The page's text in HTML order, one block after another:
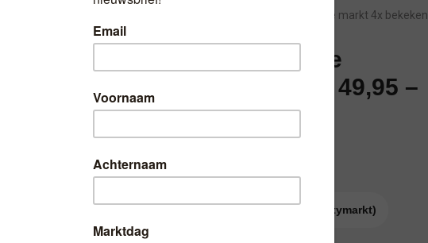
Sinds laatste markt 4x bekeken
Bij Linda’s Lederwaren de
nieuwste Miniwallet geen 49,95 –
24,95
Markten: Citymarkt (Zaterdag 9:00 - 17:00 uur)
Linda’s lederwaren (Alleen Zaterdag op de Citymarkt)